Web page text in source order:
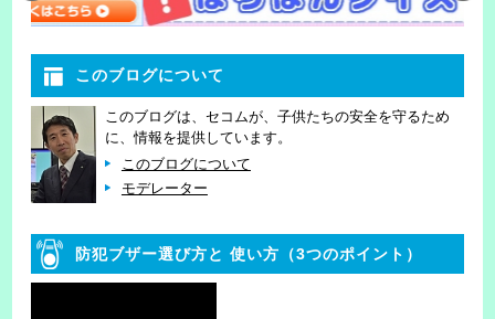
このブログについて
このブログは、セコムが、子供たちの安全を守るため
に、情報を提供しています。
このブログについて
モデレーター
防犯ブザー選び方と 使い方（3つのポイント）